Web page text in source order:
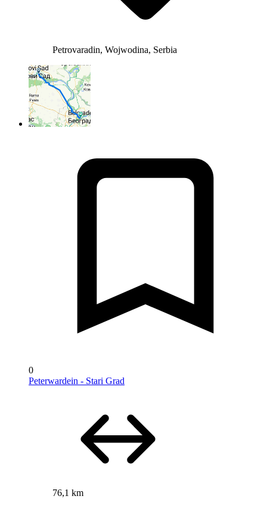
Petrovaradin, Wojwodina, Serbia
0
Peterwardein - Stari Grad
76,1 km